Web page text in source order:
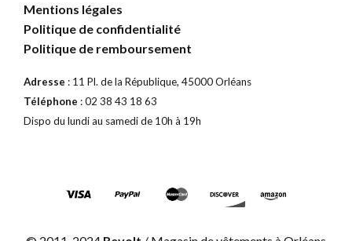
Mentions légales
Politique de confidentialité
Politique de remboursement
Adresse : 11 Pl. de la République, 45000 Orléans
Téléphone : 02 38 43 18 63
Dispo du lundi au samedi de 10h à 19h